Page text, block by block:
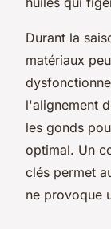
Durant la
matériaux
l'alignement
les gonds
optimal. Un
clés permet
ne provoque